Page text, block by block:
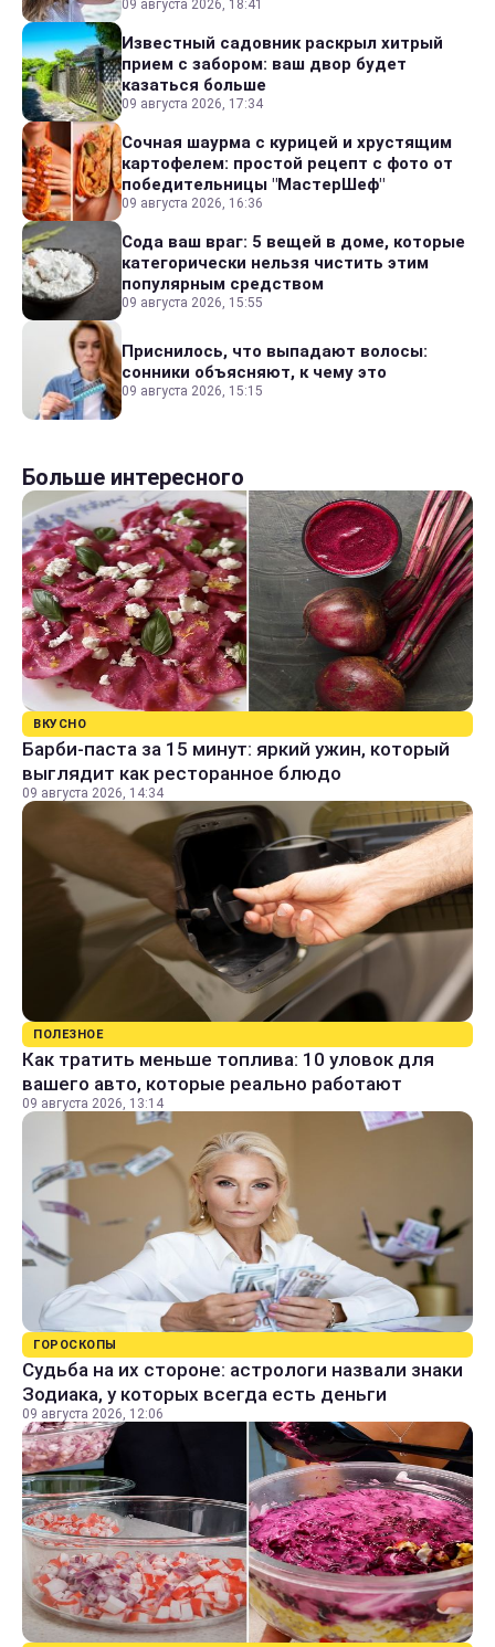
09 августа 2026, 18:41
Известный садовник раскрыл хитрый
прием с забором: ваш двор будет
казаться больше
09 августа 2026, 17:34
Сочная шаурма с курицей и хрустящим
картофелем: простой рецепт с фото от
победительницы "МастерШеф"
09 августа 2026, 16:36
Сода ваш враг: 5 вещей в доме, которые
категорически нельзя чистить этим
популярным средством
09 августа 2026, 15:55
Приснилось, что выпадают волосы:
сонники объясняют, к чему это
09 августа 2026, 15:15
Больше интересного
ВКУСНО
Барби-паста за 15 минут: яркий ужин, который
выглядит как ресторанное блюдо
09 августа 2026, 14:34
ПОЛЕЗНОЕ
Как тратить меньше топлива: 10 уловок для
вашего авто, которые реально работают
09 августа 2026, 13:14
ГОРОСКОПЫ
Судьба на их стороне: астрологи назвали знаки
Зодиака, у которых всегда есть деньги
09 августа 2026, 12:06